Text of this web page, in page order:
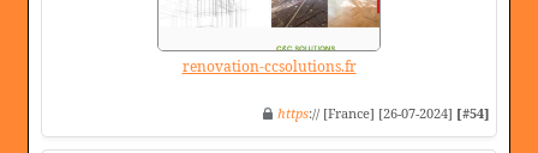
renovation-ccsolutions.fr
https:// [France] [26-07-2024] [#54]